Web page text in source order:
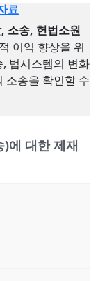
료
소송, 헌법소원
이익 향상을 위
법시스템의 변화
소송을 확인할 수
)에 대한 제재